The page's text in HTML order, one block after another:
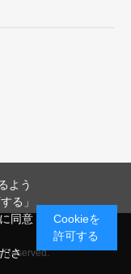
Reserved.
よう
る」
同意
さ
Cookieを
許可する